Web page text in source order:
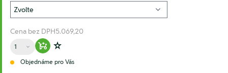
Cena bez DPH5.069,20
Množství
Warenkorb hinzufügen
Zur Wunschliste hinzufügen
Objednáme pro Vás